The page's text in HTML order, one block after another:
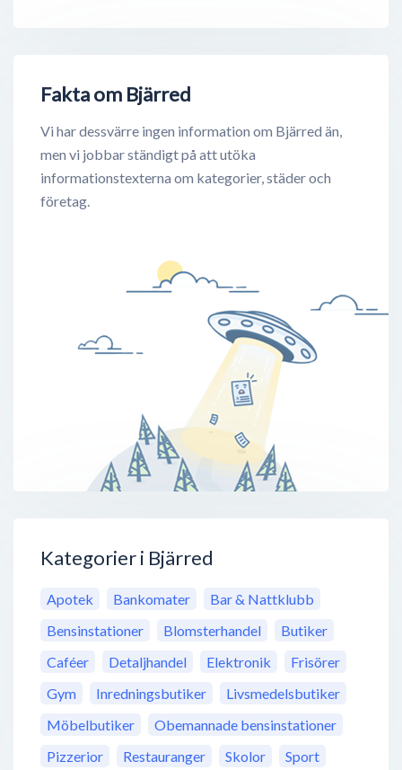
Fakta om Bjärred
Vi har dessvärre ingen information om Bjärred än,
men vi jobbar ständigt på att utöka
informationstexterna om kategorier, städer och
företag.
Kategorier i Bjärred
Apotek Bankomater
Bar & Nattklubb
Bensinstationer
Blomsterhandel
Butiker
Caféer
Detaljhandel Elektronik
Frisörer
Gym
Inredningsbutiker
Livsmedelsbutiker
Möbelbutiker
Obemannade bensinstationer
Pizzerior
Restauranger Skolor
Sport